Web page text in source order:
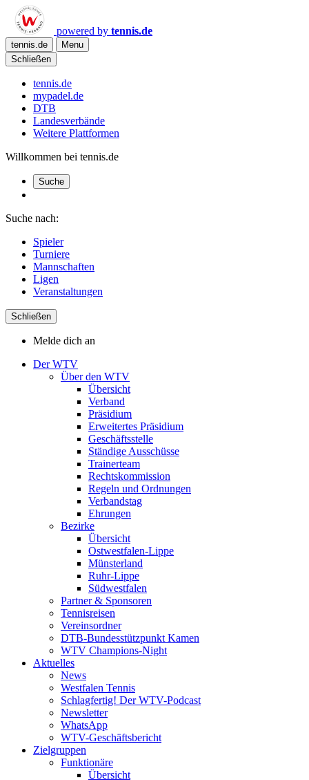
powered by tennis.de
tennis.de
Menu
Schließen
tennis.de
mypadel.de
DTB
Landesverbände
Weitere Plattformen
Willkommen bei tennis.de
Suche
Suche nach:
Spieler
Turniere
Mannschaften
Ligen
Veranstaltungen
Schließen
Melde dich an
Der WTV
Über den WTV
Übersicht
Verband
Präsidium
Erweitertes Präsidium
Geschäftsstelle
Ständige Ausschüsse
Trainerteam
Rechtskommission
Regeln und Ordnungen
Verbandstag
Ehrungen
Bezirke
Übersicht
Ostwestfalen-Lippe
Münsterland
Ruhr-Lippe
Südwestfalen
Partner & Sponsoren
Tennisreisen
Vereinsordner
DTB-Bundesstützpunkt Kamen
WTV Champions-Night
Aktuelles
News
Westfalen Tennis
Schlagfertig! Der WTV-Podcast
Newsletter
WhatsApp
WTV-Geschäftsbericht
Zielgruppen
Funktionäre
Übersicht